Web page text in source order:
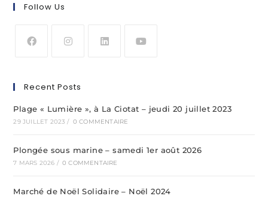
Follow Us
Recent Posts
Plage « Lumière », à La Ciotat – jeudi 20 juillet 2023
29 JUILLET 2023 / 0 COMMENTAIRE
Plongée sous marine – samedi 1er août 2026
7 MARS 2026 / 0 COMMENTAIRE
Marché de Noël Solidaire – Noël 2024